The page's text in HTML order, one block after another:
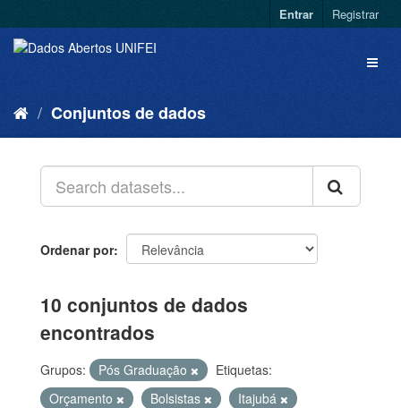
Entrar Registrar
Conjuntos de dados
Ordenar por
10 conjuntos de dados
encontrados
Grupos: Pós Graduação
Etiquetas:
Orçamento
Bolsistas
Itajubá